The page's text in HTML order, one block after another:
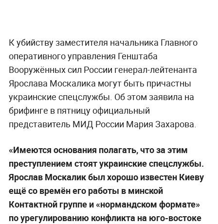
К убийству заместителя начальника Главного
оперативного управления Генштаба
Вооружённых сил России генерал-лейтенанта
Ярослава Москалика могут быть причастны
украинские спецслужбы. Об этом заявила на
брифинге в пятницу официальный
представитель МИД России Мария Захарова.
«Имеются основания полагать, что за этим
преступлением стоят украинские спецслужбы.
Ярослав Москалик был хорошо известен Киеву
ещё со времён его работы в минской
Контактной группе и «нормандском формате»
по урегулированию конфликта на юго-востоке